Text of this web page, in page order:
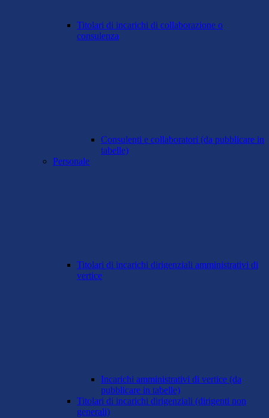
Titolari di incarichi di collaborazione o
consulenza
Consulenti e collaboratori (da pubblicare in
tabelle)
Personale
Titolari di incarichi dirigenziali amministrativi di
vertice
Incarichi amministrativi di vertice (da
pubblicare in tabelle)
Titolari di incarichi dirigenziali (dirigenti non
generali)